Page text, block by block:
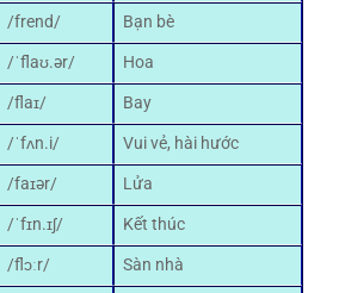
/frend/
Bạn bè
/ˈflaʊ.ər/
Hoa
/flaɪ/
Bay
/ˈfʌn.i/
Vui vẻ, hài hước
/faɪər/
Lửa
/ˈfɪn.ɪʃ/
Kết thúc
/flɔːr/
Sàn nhà